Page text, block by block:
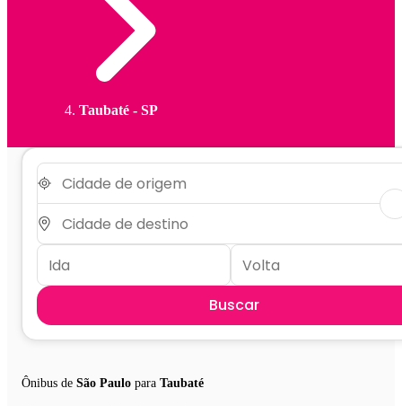
Taubaté - SP
Buscar
Ônibus de São Paulo para Taubaté